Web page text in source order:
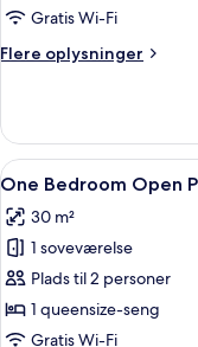
Gratis Wi-Fi
Flere oplysninger
Flere
Studio
Indlæs
alle
billeder
af
One
Bedroom
Open
9
One Bedroom Open
30 m²
1 soveværelse
Plads til 2 personer
1 queensize-seng
Gratis Wi-Fi